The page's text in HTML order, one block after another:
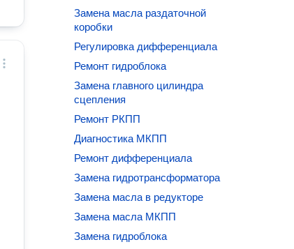
Замена масла раздаточной
коробки
Регулировка дифференциала
Ремонт гидроблока
Замена главного цилиндра
сцепления
Ремонт РКПП
Диагностика МКПП
Ремонт дифференциала
Замена гидротрансформатора
Замена масла в редукторе
Замена масла МКПП
Замена гидроблока